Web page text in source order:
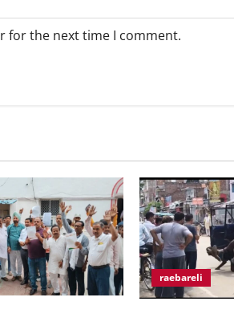
for the next time I comment.
raebareli